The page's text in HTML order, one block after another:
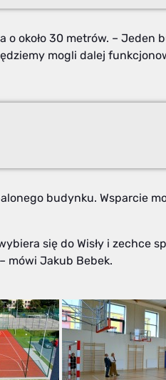
około 30 metrów. – Jeden
mogli dalej
budynku. Wsparcie
się do Wisły i zechce
mówi Jakub Bebek.